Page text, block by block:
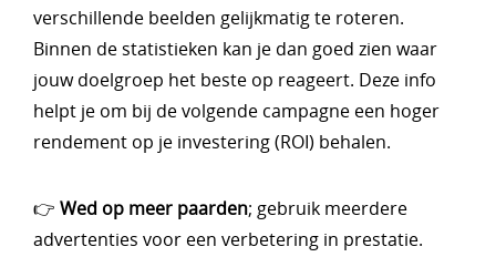
verschillende beelden gelijkmatig te roteren.
Binnen de statistieken kan je dan goed zien waar
jouw doelgroep het beste op reageert. Deze info
helpt je om bij de volgende campagne een hoger
rendement op je investering (ROI) behalen.
👉 Wed op meer paarden; gebruik meerdere
advertenties voor een verbetering in prestatie.